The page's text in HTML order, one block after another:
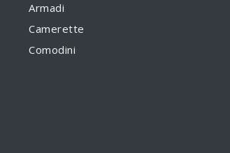
Armadi
Camerette
Comodini